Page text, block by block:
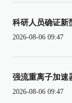
科研人员确证新
2026-08-06 09:47
强流重离子加速
2026-08-06 09:47